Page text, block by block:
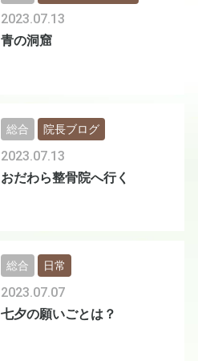
青の洞窟
2023.07.13
おだわら整骨院へ行く
2023.07.13
総合 院長ブログ
七夕の願いごとは？
2023.07.07
総合 日常